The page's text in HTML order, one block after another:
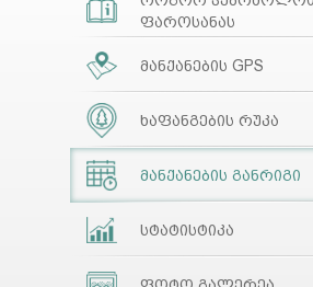
ფაროსანას
მანქანების GPS
ხაფანგების რუკა
მანქანების განრიგი
სტატისტიკა